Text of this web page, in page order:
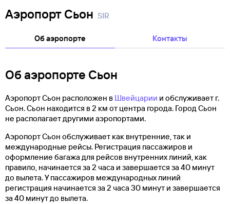
Аэропорт Сьон SIR
Об аэропорте Контакты
Об аэропорте Сьон
Аэропорт Сьон расположен в Швейцарии и обслуживает г.
Сьон. Сьон находится в 2 км от центра города. Город Сьон
не располагает другими аэропортами.
Аэропорт Сьон обслуживает как внутренние, так и
международные рейсы. Регистрация пассажиров и
оформление багажа для рейсов внутренних линий, как
правило, начинается за 2 часа и завершается за 40 минут
до вылета. У пассажиров международных линий
регистрация начинается за 2 часа 30 минут и завершается
за 40 минут до вылета.